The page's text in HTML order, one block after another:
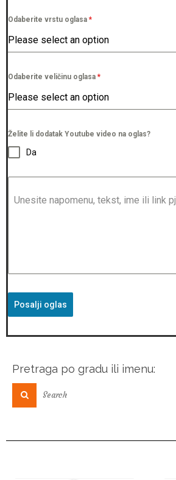
Odaberite vrstu oglasa *
Please select an option
Odaberite veličinu oglasa *
Please select an option
Želite li dodatak Youtube video na oglas?
Da
Unesite napomenu, tekst, ime ili link
Posalji oglas
Pretraga po gradu ili imenu: